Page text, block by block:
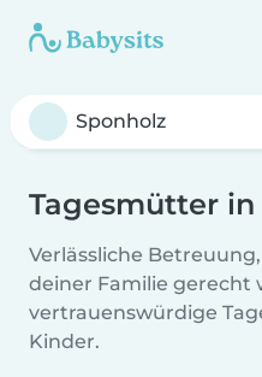
Tagesmütter in
Verlässliche
deiner Familie gerecht
vertrauenswürdige
Kinder.